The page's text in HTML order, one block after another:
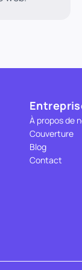
À propos de
Couverture
Blog
Contact